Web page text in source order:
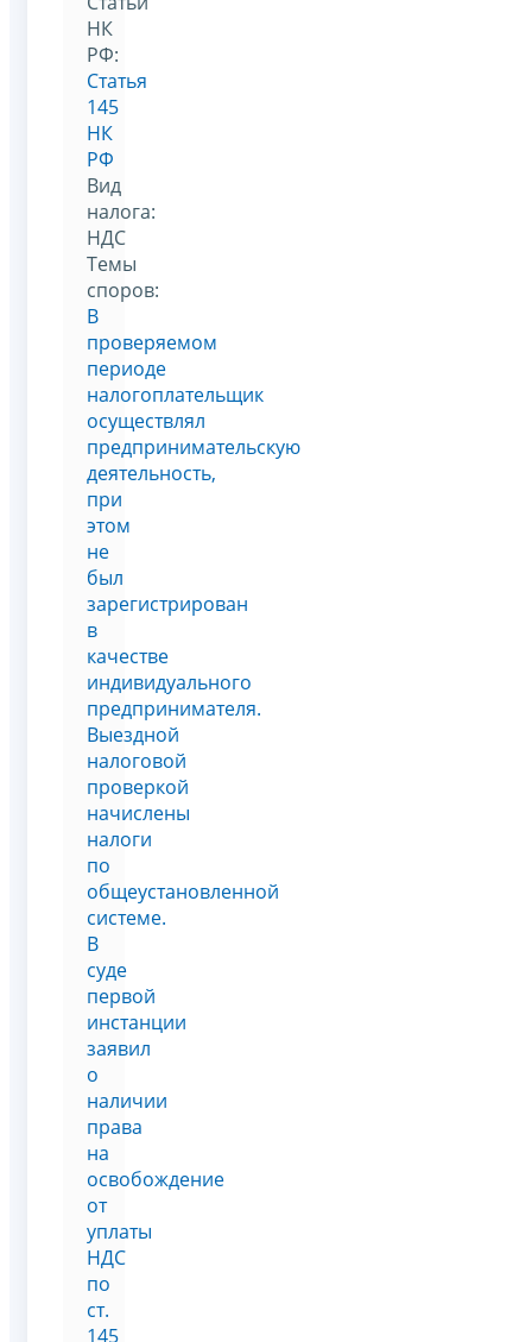
НК
РФ:
Статья
145
НК
РФ
Вид
налога:
НДС
Темы
споров:
В
проверяемом
периоде
налогоплательщик
осуществлял
предпринимательскую
деятельность,
при
этом
не
был
зарегистрирован
в
качестве
индивидуального
предпринимателя.
Выездной
налоговой
проверкой
начислены
налоги
по
общеустановленной
системе.
В
суде
первой
инстанции
заявил
о
наличии
права
на
освобождение
от
уплаты
НДС
по
ст.
145